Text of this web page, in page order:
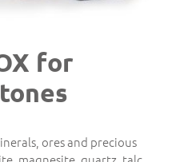
for
ores and precious